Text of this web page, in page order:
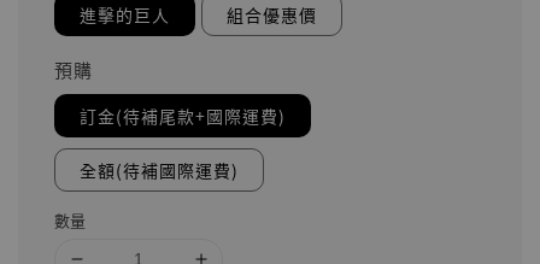
進擊的巨人 組合優惠價
預購
訂金(待補尾款+國際運費)
全額(待補國際運費)
數量